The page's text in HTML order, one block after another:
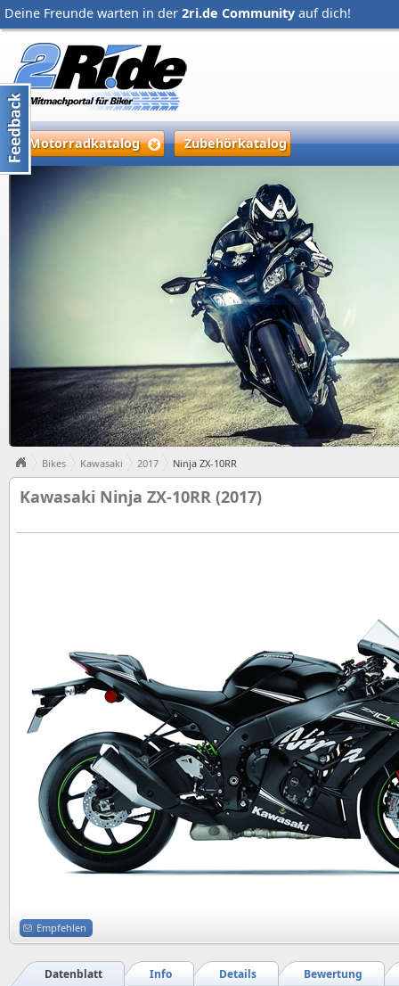
Deine Freunde warten in der 2ri.de Community auf dich!
Motorradkatalog Zubehörkatalog
Bikes Kawasaki 2017 Ninja ZX-10RR
Kawasaki Ninja ZX-10RR (2017)
Empfehlen
Bewertung
Details
Info
Datenblatt